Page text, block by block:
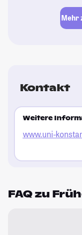
Mehr
Kontakt
Weitere
www.uni-
FAQ zu